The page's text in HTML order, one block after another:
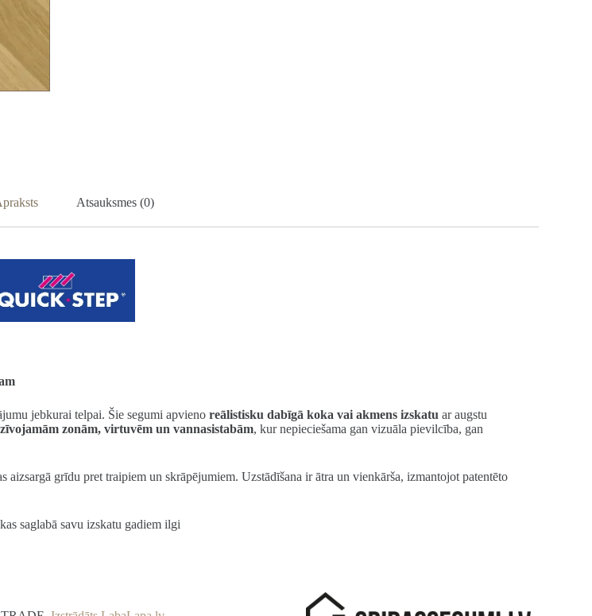
Atsauksmes (0)
jebkurai telpai. Šie segumi apvienoreālistisku dabīgā koka vai akmens izskatu ar augstu
zonām, virtuvēm un vannasistabām, kur nepieciešama gan vizuāla pievilcība, gan
aizsargā grīdu pret traipiem un skrāpējumiem. Uzstādīšana ir ātra un vienkārša, izmantojot patentēto
saglabā savu izskatu gadiem ilgi